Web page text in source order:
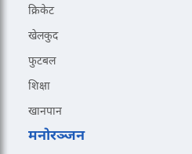
क्रिकेट
खेलकुद
फुटबल
शिक्षा
खानपान
मनोरञ्जन